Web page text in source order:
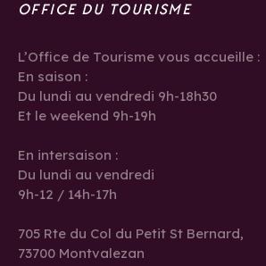
OFFICE DU TOURISME
L’Office de Tourisme vous accueille :
En saison :
Du lundi au vendredi 9h-18h30
Et le weekend 9h-19h
En intersaison :
Du lundi au vendredi
9h-12 / 14h-17h
705 Rte du Col du Petit St Bernard,
73700 Montvalezan